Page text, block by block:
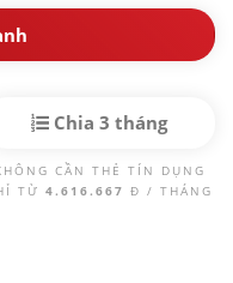
Chia 3 tháng
CẦN THẺ TÍN DỤNG
TỪ 4.616.667 Đ / THÁNG